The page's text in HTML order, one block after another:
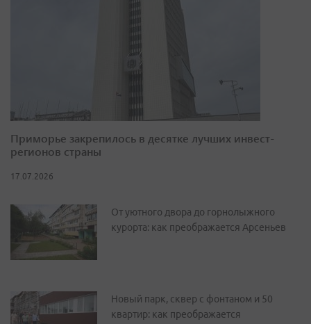
Приморье закрепилось в десятке лучших инвест-
регионов страны
17.07.2026
От уютного двора до горнолыжного
курорта: как преображается Арсеньев
Новый парк, сквер с фонтаном и 50
квартир: как преображается